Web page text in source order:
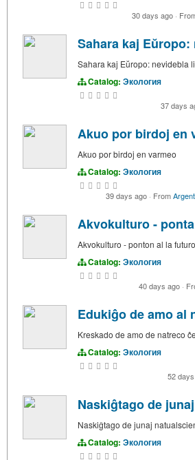
30 days ago ·
Sahara kaj
Sahara kaj Eŭropo: nevidebla
Catalog: Экология
37 days
Akuo por birdoj en
Akuo por birdoj en varmeo
Catalog: Экология
39 days ago · From
Akvokulturo -
Akvokulturo - ponton al la futuro
Catalog: Экология
40 days ago ·
Edukiĝo de amo al
Kreskado de amo de natreco
Catalog: Экология
52
Naskiĝtago de
Naskiĝtago de junaj
Catalog: Экология